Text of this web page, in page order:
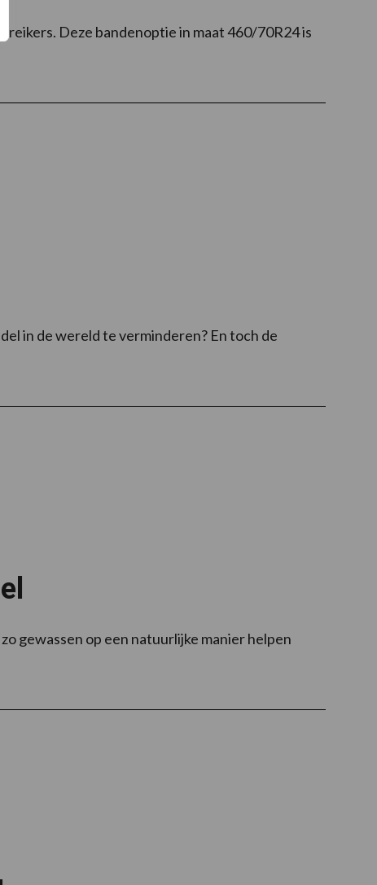
Deze bandenoptie in maat 460/70R24 is
in de wereld te verminderen? En toch de
gewassen op een natuurlijke manier helpen